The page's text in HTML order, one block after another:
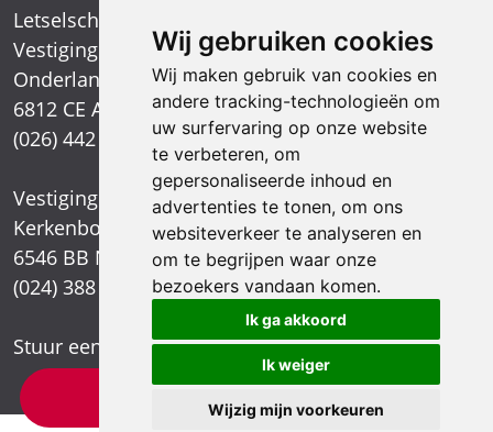
Wij gebruiken cookies
Wij maken gebruik van cookies en
andere tracking-technologieën om
uw surfervaring op onze website
te verbeteren, om
gepersonaliseerde inhoud en
advertenties te tonen, om ons
websiteverkeer te analyseren en
om te begrijpen waar onze
bezoekers vandaan komen.
Ik ga akkoord
Ik weiger
Wijzig mijn voorkeuren
×
Letselschadespecialist
Vestiging Arnhem
Onderlangs 1
6812 CE Arnhem
(026) 442 39 13
Vestiging Nijmegen
Kerkenbos 1021
6546 BB Nijmegen
(024) 388 66 80
Stuur een e-mail